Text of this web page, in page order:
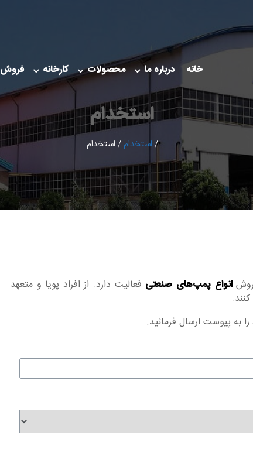
خانه درباره ما محصولات کارخانه فروش
استخدام
/ استخدام / استخدام
انواع پمپ‌های صنعتی فعالیت دارد. از افراد پویا و متعهد
به پیوست ارسال فرمائید.